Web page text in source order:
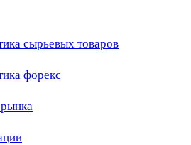
сырьевых товаров
форекс